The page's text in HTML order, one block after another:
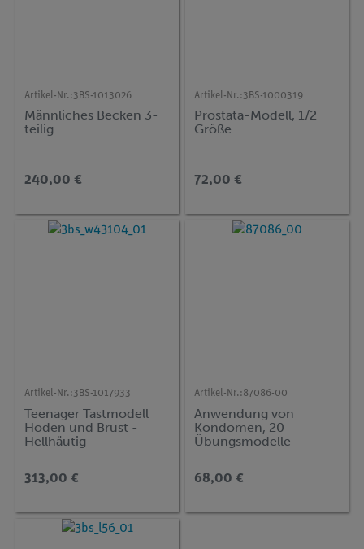
Artikel-Nr.:3BS-1013026
Männliches Becken 3-
teilig
240,00 €
Artikel-Nr.:3BS-1000319
Prostata-Modell, 1/2
Größe
72,00 €
Artikel-Nr.:3BS-1017933
Teenager Tastmodell
Hoden und Brust -
Hellhäutig
313,00 €
Artikel-Nr.:87086-00
Anwendung von
Kondomen, 20
Übungsmodelle
68,00 €